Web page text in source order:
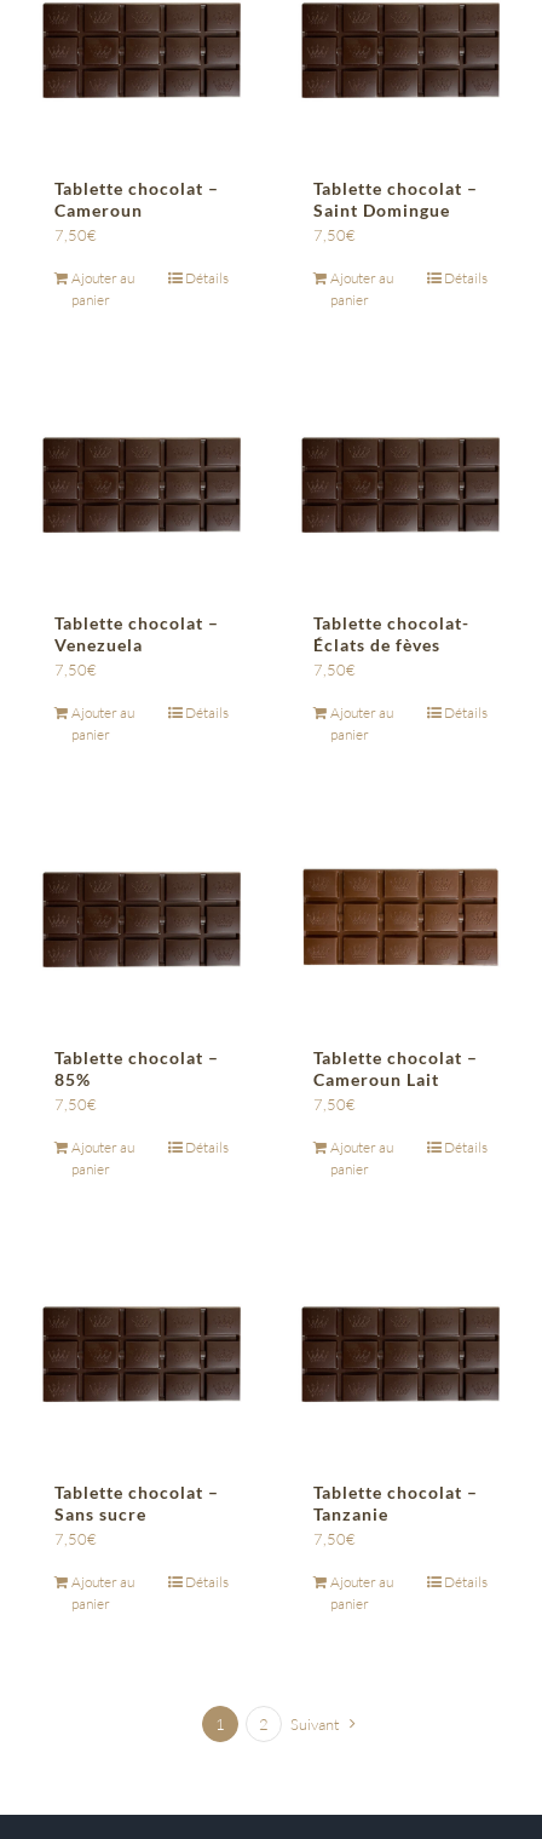
Tablette chocolat –
Cameroun
7,50€
Ajouter au
panier
Détails
Tablette chocolat –
Saint Domingue
7,50€
Ajouter au
panier
Détails
Tablette chocolat –
Venezuela
7,50€
Ajouter au
panier
Détails
Tablette chocolat-
Éclats de fèves
7,50€
Ajouter au
panier
Détails
Tablette chocolat –
85%
7,50€
Ajouter au
panier
Détails
Tablette chocolat –
Cameroun Lait
7,50€
Ajouter au
panier
Détails
Tablette chocolat –
Sans sucre
7,50€
Ajouter au
panier
Détails
Tablette chocolat –
Tanzanie
7,50€
Ajouter au
panier
Détails
1 2 Suivant